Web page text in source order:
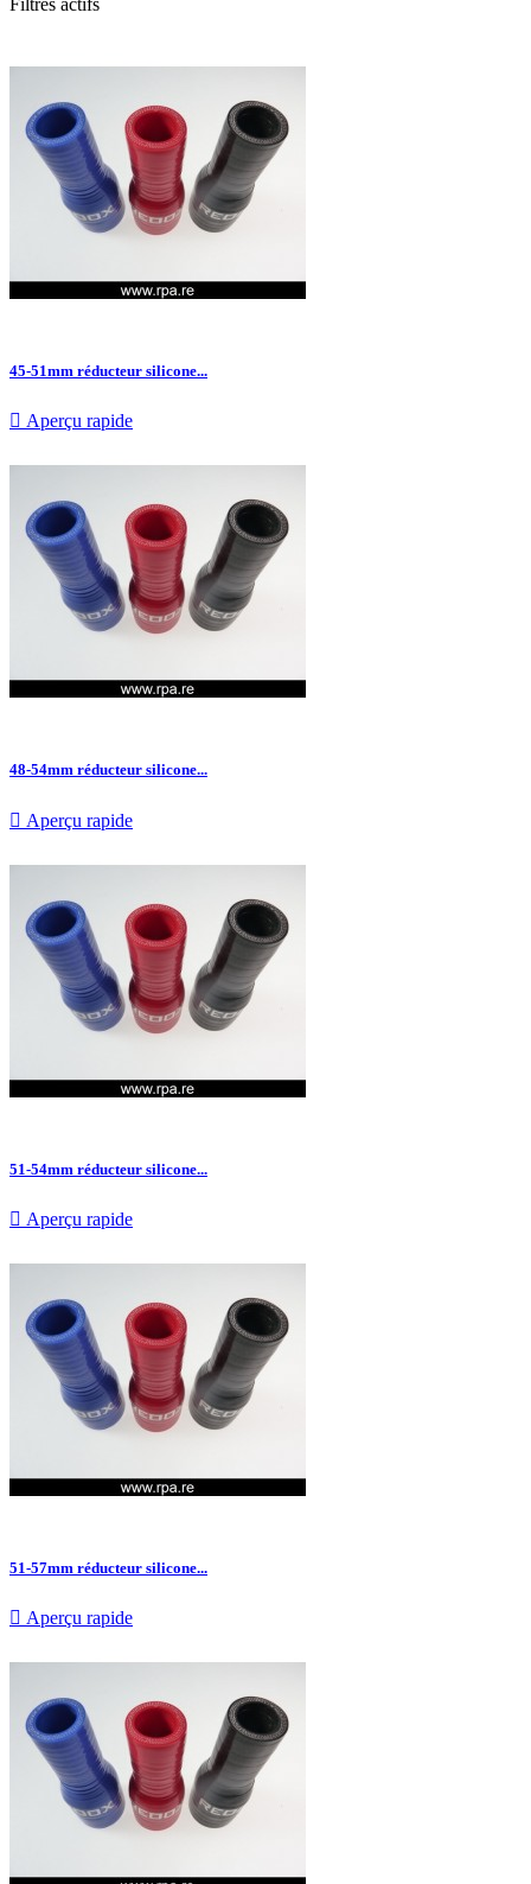
45-51mm réducteur silicone...
 Aperçu rapide
48-54mm réducteur silicone...
 Aperçu rapide
51-54mm réducteur silicone...
 Aperçu rapide
51-57mm réducteur silicone...
 Aperçu rapide